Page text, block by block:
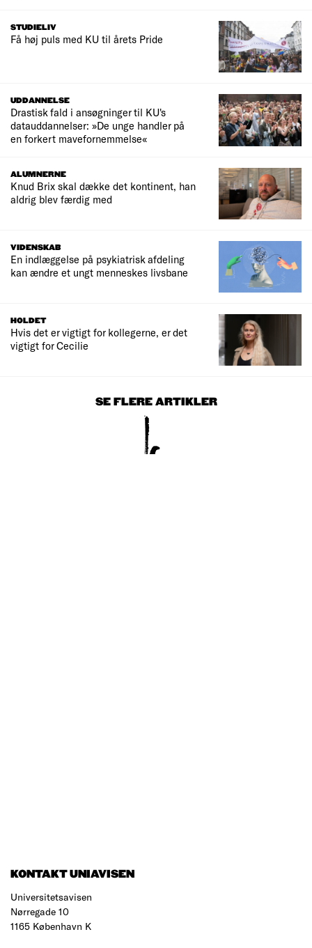
STUDIELIV
Få høj puls med KU til årets Pride
UDDANNELSE
Drastisk fald i ansøgninger til KU's
datauddannelser: »De unge handler på
en forkert mavefornemmelse«
ALUMNERNE
Knud Brix skal dække det kontinent, han
aldrig blev færdig med
VIDENSKAB
En indlæggelse på psykiatrisk afdeling
kan ændre et ungt menneskes livsbane
HOLDET
Hvis det er vigtigt for kollegerne, er det
vigtigt for Cecilie
SE FLERE ARTIKLER
KONTAKT UNIAVISEN
Universitetsavisen
Nørregade 10
1165 København K